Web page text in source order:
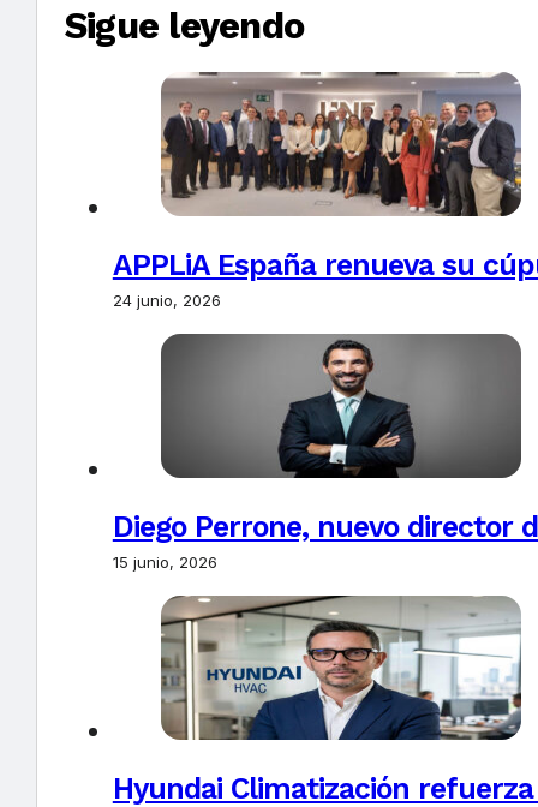
Sigue leyendo
APPLiA España renueva su
24 junio, 2026
Diego Perrone, nuevo director
15 junio, 2026
Hyundai Climatización